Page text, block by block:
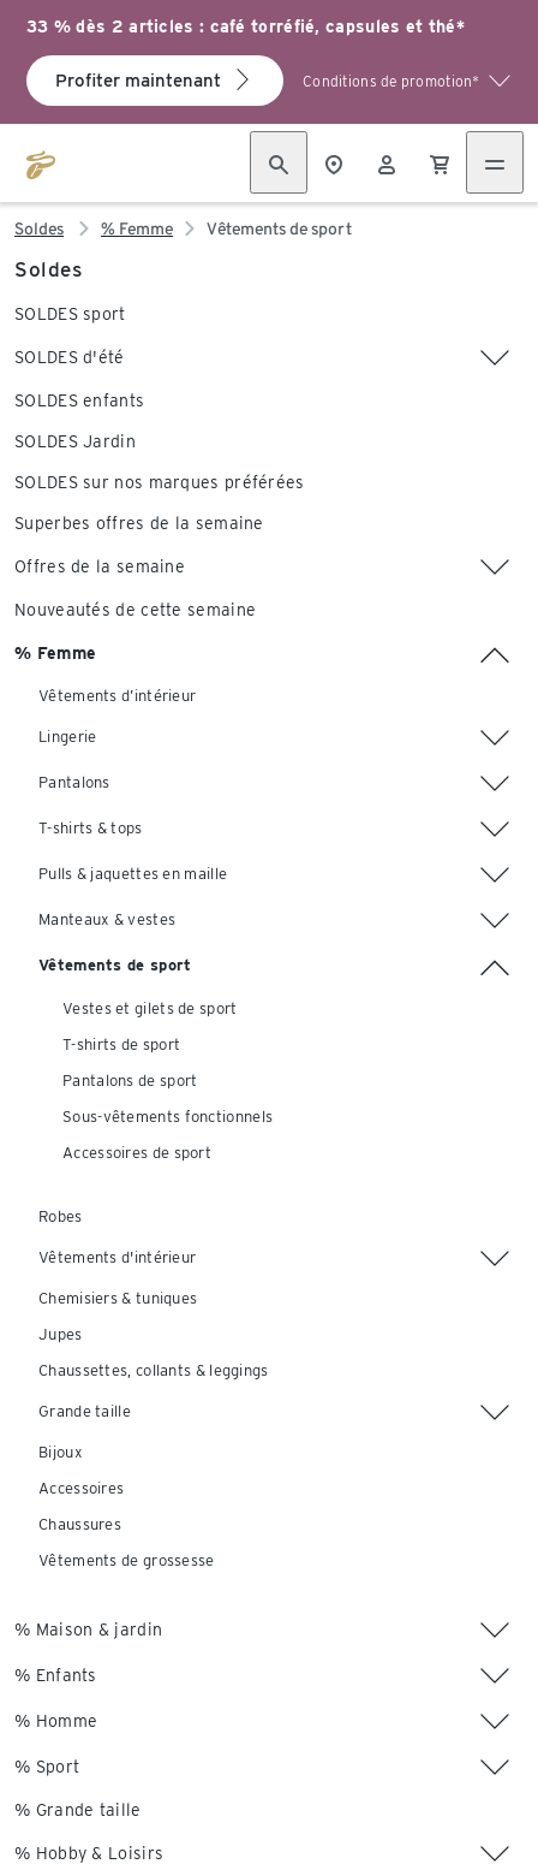
33 % dès 2 articles : café torréfié, capsules et thé*
Profiter maintenant Conditions de promotion*
Soldes % Femme Vêtements de sport
Soldes
SOLDES sport
SOLDES d'été
SOLDES enfants
SOLDES Jardin
SOLDES sur nos marques préférées
Superbes offres de la semaine
Offres de la semaine
Nouveautés de cette semaine
% Femme
Vêtements d’intérieur
Lingerie
Pantalons
T-shirts & tops
Pulls & jaquettes en maille
Manteaux & vestes
Vêtements de sport
Vestes et gilets de sport
T-shirts de sport
Pantalons de sport
Sous-vêtements fonctionnels
Accessoires de sport
Robes
Vêtements d'intérieur
Chemisiers & tuniques
Jupes
Chaussettes, collants & leggings
Grande taille
Bijoux
Accessoires
Chaussures
Vêtements de grossesse
% Maison & jardin
% Enfants
% Homme
% Sport
% Grande taille
% Hobby & Loisirs